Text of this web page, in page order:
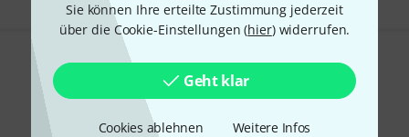
Sie können Ihre erteilte Zustimmung jederzeit
über die Cookie-Einstellungen (hier) widerrufen.
Geht klar
Cookies ablehnen Weitere Infos
Gefällt Ihnen, was Sie sehen?
Teilen